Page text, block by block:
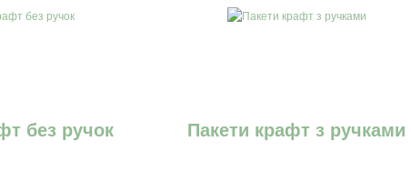
без ручок Пакети крафт з ручками